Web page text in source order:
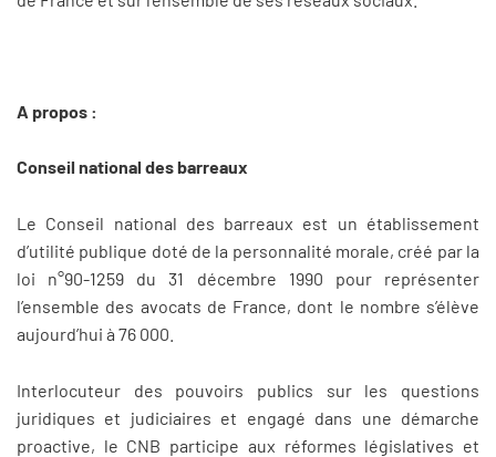
A propos :
Conseil national des barreaux
Le Conseil national des barreaux est un établissement
d’utilité publique doté de la personnalité morale, créé par la
loi n°90-1259 du 31 décembre 1990 pour représenter
l’ensemble des avocats de France, dont le nombre s’élève
aujourd’hui à 76 000.
Interlocuteur des pouvoirs publics sur les questions
juridiques et judiciaires et engagé dans une démarche
proactive, le CNB participe aux réformes législatives et